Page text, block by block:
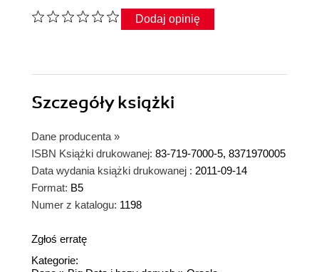
Dodaj opinię
Szczegółyksiążki
Dane producenta »
ISBN Książki drukowanej: 83-719-7000-5, 8371970005
Data wydania książki drukowanej : 2011-09-14
Format: B5
Numer z katalogu: 1198
Zgłoś erratę
Kategorie: